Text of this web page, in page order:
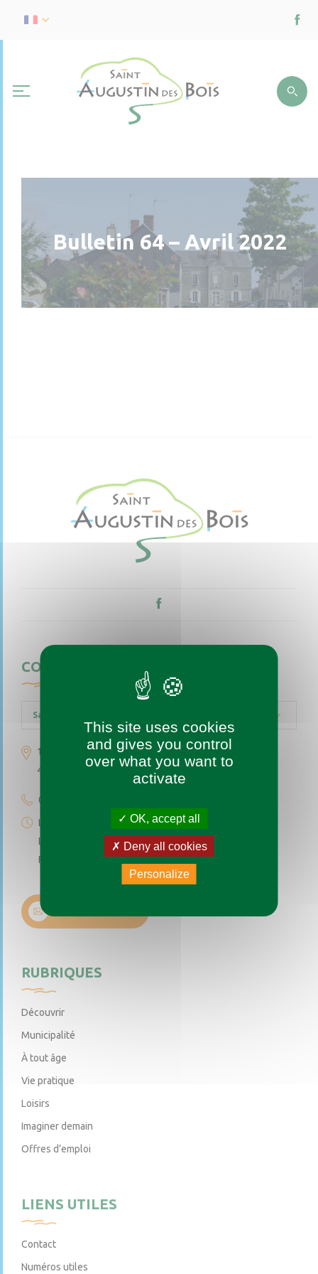
Bulletin 64 – Avril 2022
CONTACTEZ-NOUS
Saint-Augustin-des-Bois
1 place de l’église
49170 Saint-Augustin-des-Bois
02 41 77 04 49
Lundi au vendredi de 9h à 12h
Le premier et troisième samedi du mois de 9h à 12h
Permanence téléphonique de 14h à 17h (sauf samedi)
RUBRIQUES
Découvrir
Municipalité
À tout âge
Vie pratique
Loisirs
Imaginer demain
Offres d’emploi
LIENS UTILES
Contact
Numéros utiles
This site uses cookies
and gives you control
over what you want to
activate
OK, accept all
Deny all cookies
Personalize